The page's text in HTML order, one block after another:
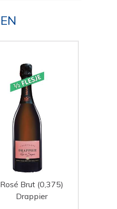
Rosé Brut (0,375)
Drappier